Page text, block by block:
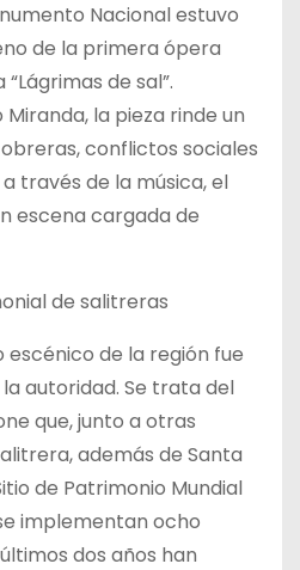
Nacional estuvo
de la primera ópera
de sal”.
la pieza rinde un
conflictos sociales
través de la música, el
escena cargada de
de salitreras
de la región fue
autoridad. Se trata del
que, junto a otras
además de Santa
de Patrimonio Mundial
implementan ocho
dos años han